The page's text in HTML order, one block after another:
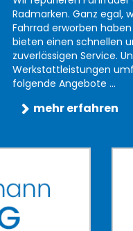
Radmarken. Ganz egal,
Fahrrad erworben
bieten einen schnellen
zuverlässigen Service.
Werkstattleistungen
folgende Angebote ...
mehr erfahren